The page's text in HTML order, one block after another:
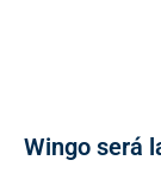
Wingo será